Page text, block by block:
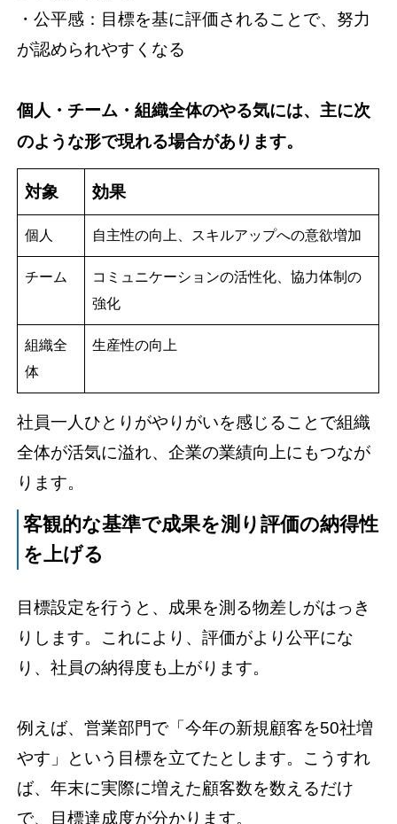
・公平感：目標を基に評価されることで、努力
が認められやすくなる
個人・チーム・組織全体のやる気には、主に次
のような形で現れる場合があります。
対象 効果
個人 自主性の向上、スキルアップへの意欲増加
チーム
コミュニケーションの活性化、協力体制の
強化
組織全
体
生産性の向上
社員一人ひとりがやりがいを感じることで組織
全体が活気に溢れ、企業の業績向上にもつなが
ります。
客観的な基準で成果を測り評価の納得性
を上げる
目標設定を行うと、成果を測る物差しがはっき
りします。これにより、評価がより公平にな
り、社員の納得度も上がります。
例えば、営業部門で「今年の新規顧客を50社増
やす」という目標を立てたとします。こうすれ
ば、年末に実際に増えた顧客数を数えるだけ
で、目標達成度が分かります。